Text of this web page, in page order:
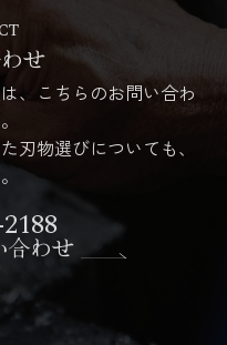
せ
、こちらのお問い合わ
刃物選びについても、
合わせ